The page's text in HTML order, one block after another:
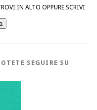
IN ALTO OPPURE SCRIVI
SEGUIRE SU